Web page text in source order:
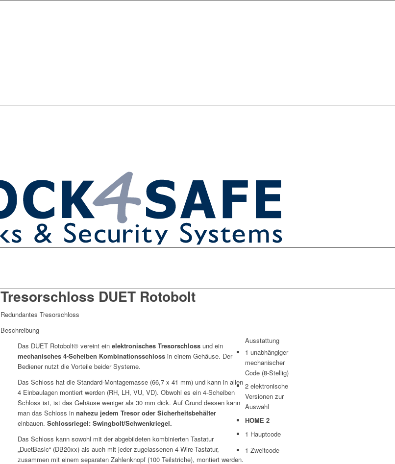
Tresorschloss DUET Rotobolt
Redundantes Tresorschloss
Beschreibung
Das DUET Rotobolt© vereint ein elektronisches Tresorschlossund ein
mechanisches 4-Scheiben Kombinationsschlossin einem Gehäuse. Der
Bediener nutzt die Vorteile beider Systeme.
Das Schloss hat die Standard-Montagemasse (66,7 x 41 mm) und kann in allen
4 Einbaulagen montiert werden (RH, LH, VU, VD). Obwohl es ein 4-Scheiben
Schloss ist, ist das Gehäuse weniger als 30 mm dick. Auf Grund dessen kann
man das Schloss in nahezu jedem Tresor oder Sicherheitsbehälter
einbauen. Schlossriegel: Swingbolt/Schwenkriegel.
Das Schloss kann sowohl mit der abgebildeten kombinierten Tastatur
„DuetBasic“ (DB20xx) als auch mit jeder zugelassenen 4-Wire-Tastatur,
zusammen mit einem separaten Zahlenknopf (100 Teilstriche), montiert werden.
Ausstattung
1 unabhängiger
mechanischer
Code (8-Stellig)
2 elektronische
Versionen zur
Auswahl
HOME 2
1 Hauptcode
1 Zweitcode